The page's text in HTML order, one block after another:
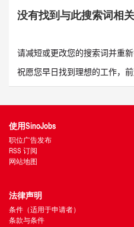
没有找到与此搜索词相
请减短或更改您的搜索词并重新
祝愿您早日找到理想的工作，前
使用SinoJobs
职位广告发布
RSS 订阅
网站地图
法律声明
条件（适用于申请者）
条款与条件